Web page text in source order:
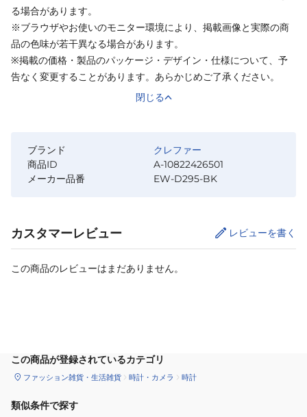
る場合があります。
※ブラウザやお使いのモニター環境により、掲載画像と実際の商
品の色味が若干異なる場合があります。
※掲載の価格・製品のパッケージ・デザイン・仕様について、予
告なく変更することがあります。あらかじめご了承ください。
閉じる
ブランド
クレファー
商品ID
A-10822426501
メーカー品番
EW-D295-BK
カスタマーレビュー レビューを書く
この商品のレビューはまだありません。
この商品が登録されているカテゴリ
ファッション雑貨・生活雑貨 時計・カメラ 時計
類似条件で探す